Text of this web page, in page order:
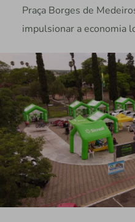
Praça Borges de
impulsionar a economia